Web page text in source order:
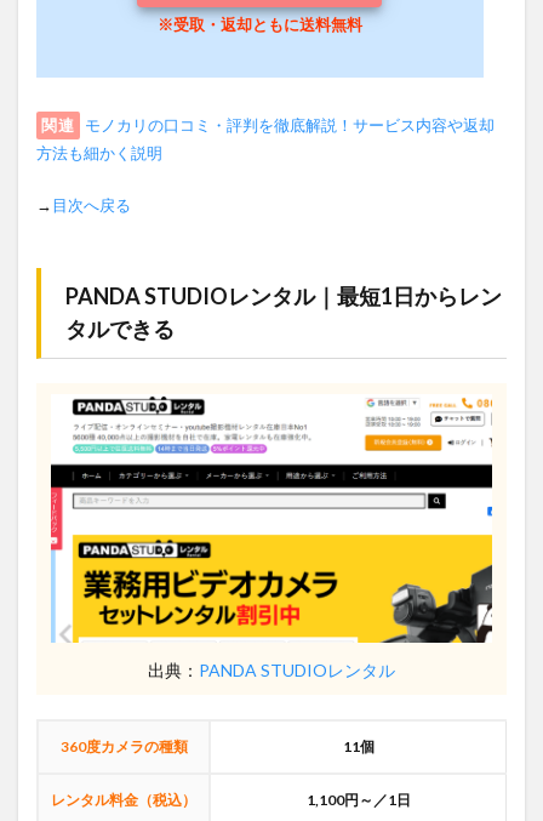
※受取・返却ともに送料無料
関連
モノカリの口コミ・評判を徹底解説！サービス内容や返却
方法も細かく説明
→ 目次へ戻る
PANDA STUDIOレンタル｜最短1日からレン
タルできる
出典： PANDA STUDIOレンタル
360度カメラの種類 11個
レンタル料金（税込） 1,100円～／1日